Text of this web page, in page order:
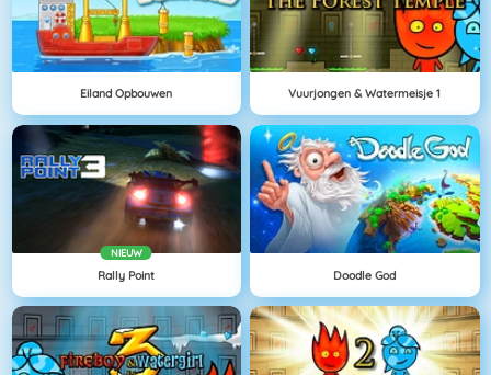
Eiland Opbouwen Vuurjongen & Watermeisje 1
NIEUW
Rally Point Doodle God